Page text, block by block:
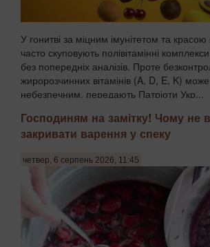
У гонитві за міцним імунітетом та
часто скуповують полівітамінні
без попередніх аналізів. Проте
жиророзчинних вітамінів (A, D, E, K)
небезпечним, передають Патріоти Укр...
Господиням на замітку! Чому не
закривати варення у спеку
четвер, 6 серпень 2026, 11:45